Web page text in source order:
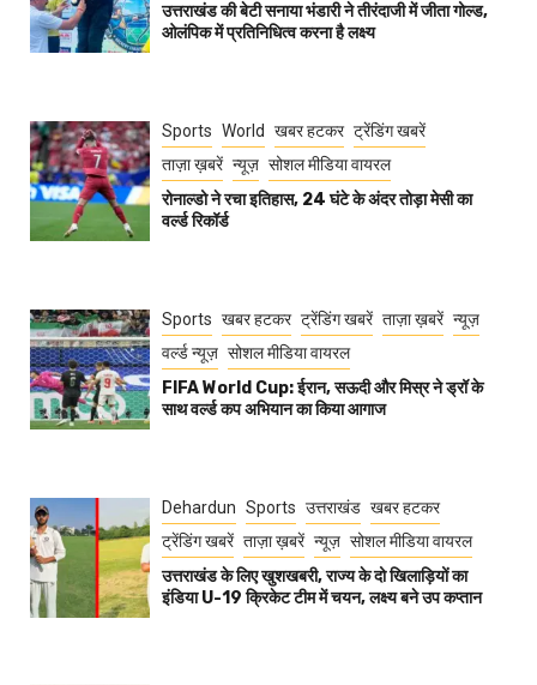
उत्तराखंड की बेटी सनाया भंडारी ने तीरंदाजी में जीता गोल्ड,
ओलंपिक में प्रतिनिधित्व करना है लक्ष्य
Sports World खबर हटकर ट्रेंडिंग खबरें
ताज़ा ख़बरें न्यूज़ सोशल मीडिया वायरल
रोनाल्डो ने रचा इतिहास, 24 घंटे के अंदर तोड़ा मेसी का
वर्ल्ड रिकॉर्ड
Sports खबर हटकर ट्रेंडिंग खबरें ताज़ा ख़बरें न्यूज़
वर्ल्ड न्यूज़ सोशल मीडिया वायरल
FIFA World Cup: ईरान, सऊदी और मिस्र ने ड्रॉ के
साथ वर्ल्ड कप अभियान का किया आगाज
Dehardun Sports उत्तराखंड खबर हटकर
ट्रेंडिंग खबरें ताज़ा ख़बरें न्यूज़ सोशल मीडिया वायरल
उत्तराखंड के लिए खुशखबरी, राज्य के दो खिलाड़ियों का
इंडिया U-19 क्रिकेट टीम में चयन, लक्ष्य बने उप कप्तान